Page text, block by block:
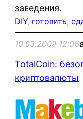
заведения.
DIY, готовить,
10.03.2009 12:06
TotalCoin:
криптовалюты